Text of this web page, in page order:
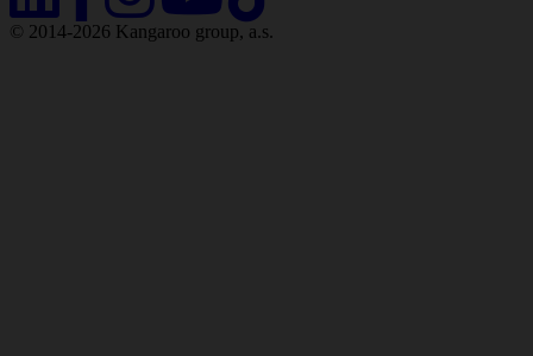
© 2014-2026 Kangaroo group, a.s.